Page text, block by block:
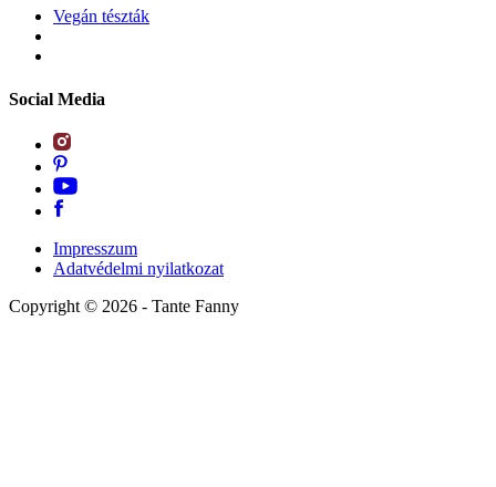
Vegán tészták
Social Media
Impresszum
Adatvédelmi nyilatkozat
Copyright © 2026 - Tante Fanny